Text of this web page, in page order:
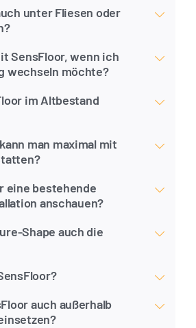
unter Fliesen oder
SensFloor, wenn ich
wechseln möchte?
im Altbestand
man maximal mit
eine bestehende
anschauen?
Shape auch die
auch außerhalb